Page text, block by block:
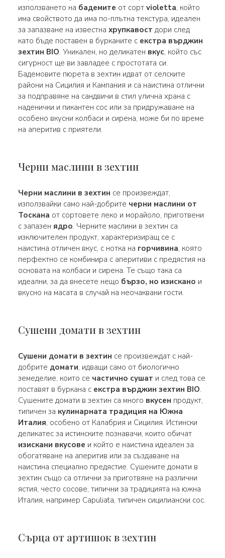
използването на бадемите от сорт violetta, който
има свойството да има по-плътна текстура, идеален
за запазване на известна хрупкавост дори след
като бъде поставен в бурканите с екстра върджин
зехтин BIO. Уникален, но деликатен вкус, който със
сигурност ще ви завладее с простотата си.
Бадемовите пюрета в зехтин идват от селските
райони на Сицилия и Кампания и са наистина отлични
за подправяне на сандвичи в стил улична храна с
наденички и пикантен сос или за придружаване на
особено вкусни колбаси и сирена, може би по време
на аперитив с приятели.
Черни маслини в зехтин
Черни маслини в зехтин се произвеждат,
използвайки само най-добрите черни маслини от
Тоскана от сортовете леко и морайоло, приготвени
с запазен ядро. Черните маслини в зехтин са
изключителен продукт, характеризиращ се с
наистина отличен вкус, с нотка на горчивина, която
перфектно се комбинира с аперитиви с предястия на
основата на колбаси и сирена. Те също така са
идеални, за да внесете нещо бързо, но изискано и
вкусно на масата в случай на неочаквани гости.
Сушени домати в зехтин
Сушени домати в зехтин се произвеждат с най-
добрите домати, идващи само от биологично
земеделие, които се частично сушат и след това се
поставят в буркана с екстра върджин зехтин BIO.
Сушените домати в зехтин са много вкусен продукт,
типичен за кулинарната традиция на Южна
Италия, особено от Калабрия и Сицилия. Истински
деликатес за истинските познавачи, които обичат
изискани вкусове и който е наистина идеален за
обогатяване на аперитив или за създаване на
наистина специално предястие. Сушените домати в
зехтин също са отлични за приготвяне на различни
ястия, често сосове, типични за традицията на южна
Италия, например Capuliata, типичен сицилиански сос.
Сърца от артишок в зехтин